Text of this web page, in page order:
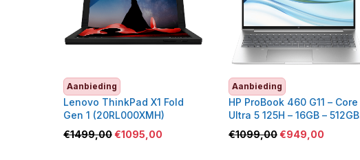
Aanbieding
Lenovo ThinkPad X1 Fold
Gen 1 (20RL000XMH)
€1499,00€1095,00
Aanbieding
HP ProBook 460 G11 – Core
Ultra 5 125H – 16GB – 512GB
SSD – C40YSES
€1099,00€949,00